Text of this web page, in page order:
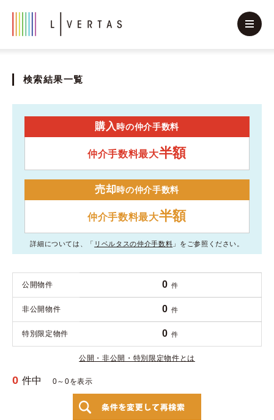
検索結果一覧
購入時の仲介手数料
仲介手数料最大半額
売却時の仲介手数料
仲介手数料最大半額
詳細については、「 リベルタスの仲介手数料 」をご参照ください。
公開物件 0 件
非公開物件 0 件
特別限定物件 0 件
公開・非公開・特別限定物件とは
0 件中 0～0を表示